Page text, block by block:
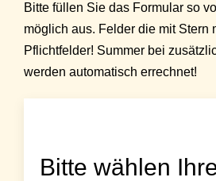
Bitte füllen Sie das Formular so
möglich aus. Felder die mit Stern
Pflichtfelder! Summer bei
werden automatisch errechnet!
Bitte wählen